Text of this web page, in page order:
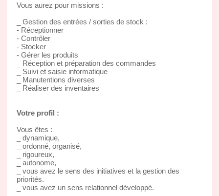
Vous aurez pour missions :
_ Gestion des entrées / sorties de stock :
- Réceptionner
- Contrôler
- Stocker
- Gérer les produits
_ Réception et préparation des commandes
_ Suivi et saisie informatique
_ Manutentions diverses
_ Réaliser des inventaires
Votre profil :
Vous êtes :
_ dynamique,
_ ordonné, organisé,
_ rigoureux,
_ autonome,
_ vous avez le sens des initiatives et la gestion des
priorités.
_ vous avez un sens relationnel développé.